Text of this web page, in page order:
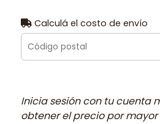
Calculá el costo de envío
Inicia sesión con tu cuenta
obtener el precio por mayor